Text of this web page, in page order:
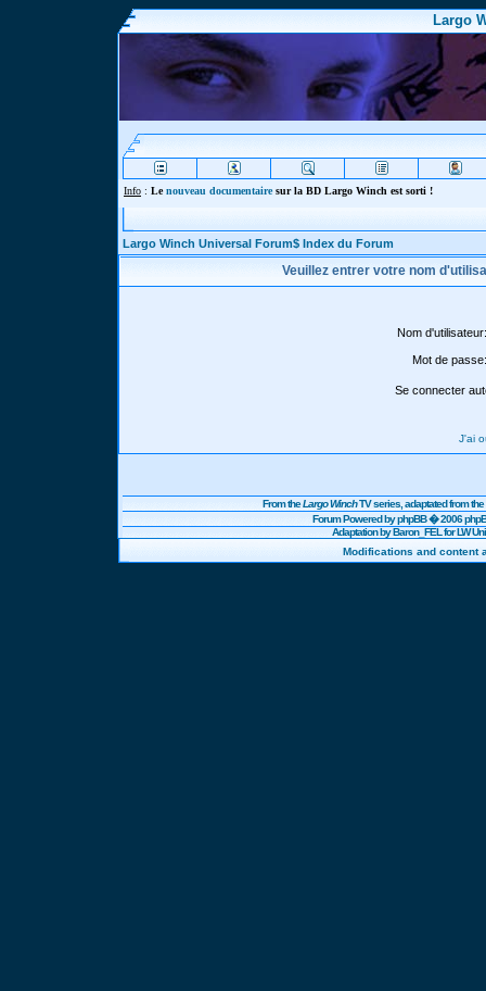
Largo
Info : Lenouveau documentairesur la BD Largo Winch est sorti !
Largo Winch Universal Forum$ Index du Forum
Veuillez entrer votre nom
Nom d'utilisateur:
Mot de passe:
Se connecter
J'ai
From theLargo WinchTV series, adaptated from
Forum Powered byphpBB� 2006
Adaptation by Baron_FEL for LW
Modifications and content